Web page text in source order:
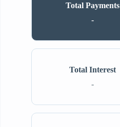
Total Interest
-
Total Payments
-